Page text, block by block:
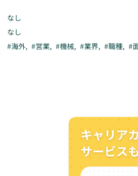
なし
なし
#海外, #営業, #機械, #業界, #職種, #
キャリア
サービス